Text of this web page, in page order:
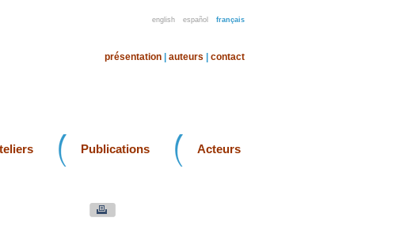
english español français
présentation auteurs contact
Publications Acteurs